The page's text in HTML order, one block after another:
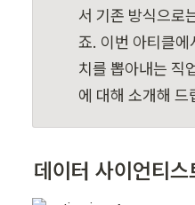
서 기존 방식으로
죠. 이번 아티클
치를 뽑아내는 직
에 대해 소개해 드
데이터 사이언티